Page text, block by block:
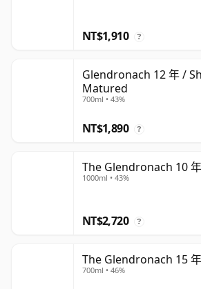
NT$1,910 ?
Glendronach 12 年 /
Matured
700ml • 43%
NT$1,890 ?
The Glendronach 10
1000ml • 43%
NT$2,720 ?
The Glendronach 15 年
700ml • 46%